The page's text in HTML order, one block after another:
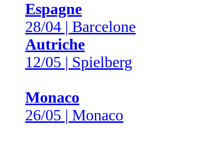
Espagne
28/04 | Barcelone
Autriche
12/05 | Spielberg
Monaco
26/05 | Monaco